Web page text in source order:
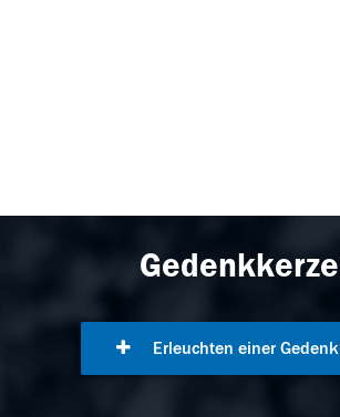
Erleuchten einer